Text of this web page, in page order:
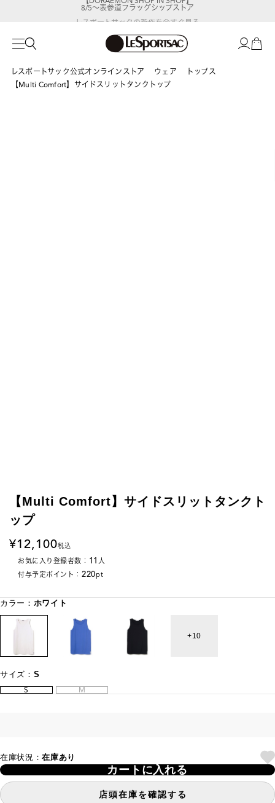
レスポートサック公式オンラインストア ウェア
トップス
【Multi Comfort】サイドスリットタンクトップ
【Multi Comfort】サイドスリットタンクト
ップ
12,100税込
お気に入り登録者数： 11 人
付与予定ポイント： 220pt
カラー： ホワイト
10
サイズ： S
S
M
在庫状況：在庫あり
カートに入れる
店頭在庫を確認する